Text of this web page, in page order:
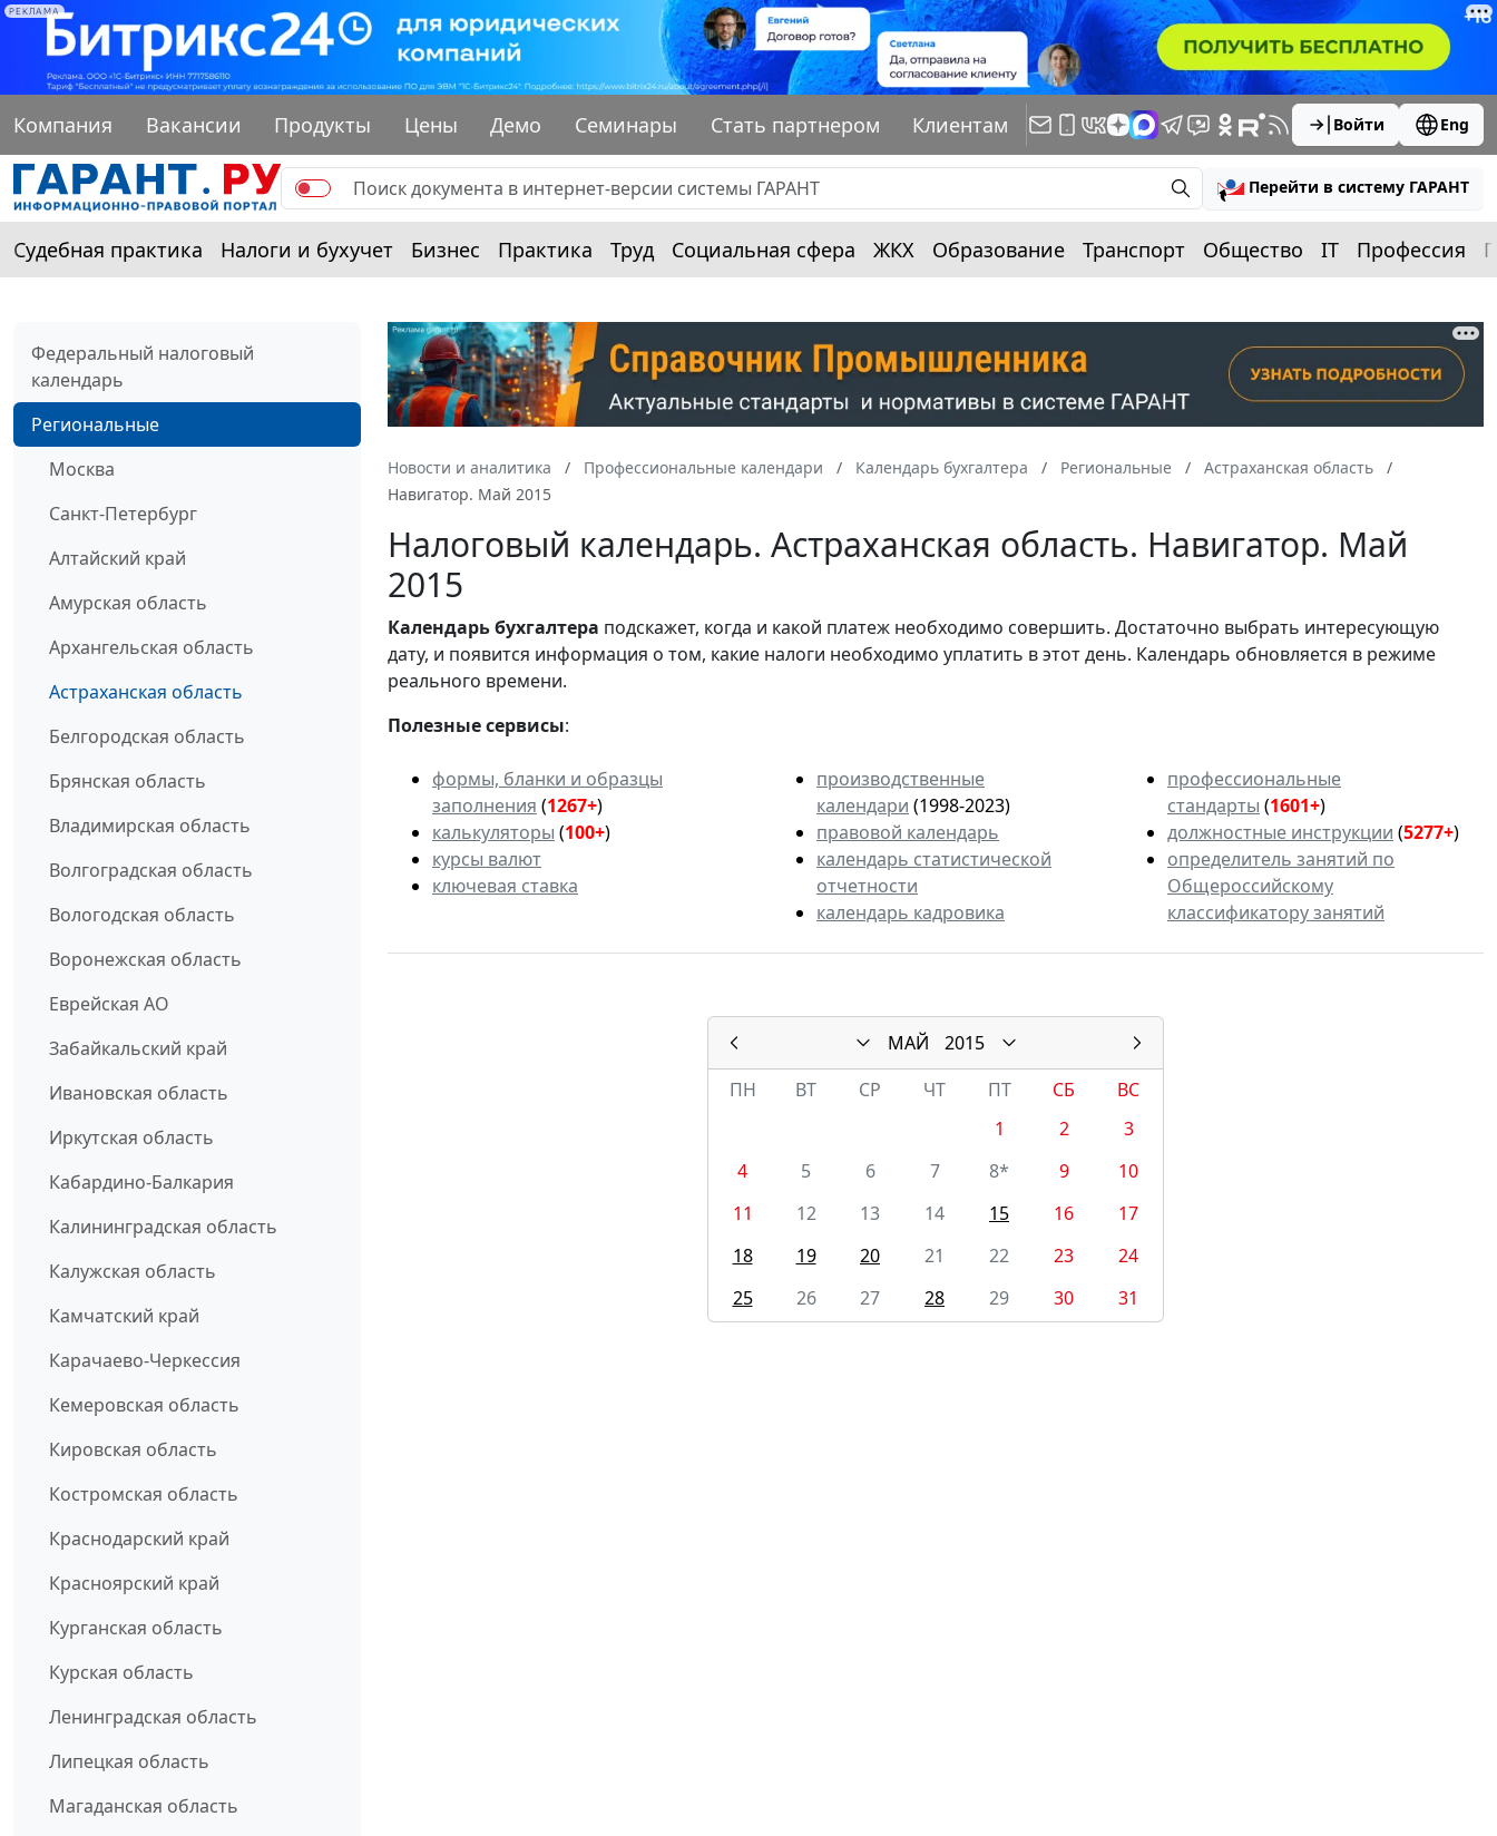
РЕКЛАМА
Компания Вакансии Продукты Цены Демо Семинары Стать партнером Клиентам Войти Eng
Перейти в систему ГАРАНТ
Судебная практика Налоги и бухучет Бизнес Практика Труд Социальная сфера ЖКХ Образование Транспорт Общество IT Профессия
Федеральный налоговый
календарь
Региональные
Москва
Санкт-Петербург
Алтайский край
Амурская область
Архангельская область
Астраханская область
Белгородская область
Брянская область
Владимирская область
Волгоградская область
Вологодская область
Воронежская область
Еврейская АО
Забайкальский край
Ивановская область
Иркутская область
Кабардино-Балкария
Калининградская область
Калужская область
Камчатский край
Карачаево-Черкессия
Кемеровская область
Кировская область
Костромская область
Краснодарский край
Красноярский край
Курганская область
Курская область
Ленинградская область
Липецкая область
Магаданская область
Новости и аналитика Профессиональные календари Календарь бухгалтера Региональные
Астраханская область
Навигатор. Май 2015
Налоговый календарь. Астраханская область. Навигатор. Май
2015
Календарьбухгалтера подскажет, когда и какой платеж необходимо совершить. Достаточно выбрать интересующую
дату, и появится информация о том, какие налоги необходимо уплатить в этот день. Календарь обновляется в режиме
реального времени.
Полезные сервисы:
формы, бланки и образцы
заполнения (1267+)
калькуляторы (100+)
курсы валют
ключевая ставка
производственные
календари (1998-2023)
правовой календарь
календарь статистической
отчетности
календарь кадровика
профессиональные
стандарты (1601+)
должностные инструкции (5277+)
определитель занятий по
Общероссийскому
классификатору занятий
МАЙ
2015
ПН
ВТ СР ЧТ ПТ СБ
ВС
1
2
3
4
5 6 7 8* 9
10
11
12 13 14 15 16
17
18
19 20 21 22 23
24
25
26 27 28 29 30 31